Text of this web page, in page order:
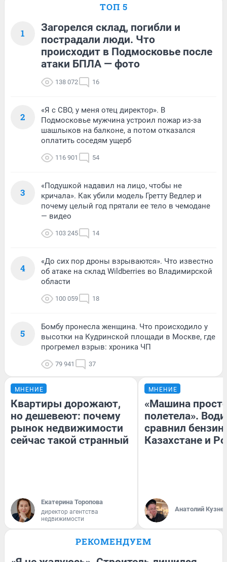
ТОП 5
1
Загорелся склад, погибли и
пострадали люди. Что
происходит в Подмосковье после
атаки БПЛА — фото
138 072 16
2
«Я с СВО, у меня отец директор». В
Подмосковье мужчина устроил пожар из-за
шашлыков на балконе, а потом отказался
оплатить соседям ущерб
116 901 54
3
«Подушкой надавил на лицо, чтобы не
кричала». Как убили модель Гретту Ведлер и
почему целый год прятали ее тело в чемодане
— видео
103 245 14
4
«До сих пор дроны взрываются». Что известно
об атаке на склад Wildberries во Владимирской
области
100 059 18
5
Бомбу пронесла женщина. Что происходило у
высотки на Кудринской площади в Москве, где
прогремел взрыв: хроника ЧП
79 941 37
МНЕНИЕ
Квартиры дорожают,
но дешевеют: почему
рынок недвижимости
сейчас такой странный
Екатерина Торопова
директор агентства
недвижимости
МНЕНИЕ
«Машина
полетела».
сравнил бензин
Казахстане и
Анатолий
РЕКОМЕНДУЕМ